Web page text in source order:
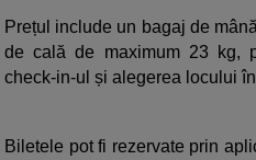
Prețul include un bagaj de
de cală de maximum 23 kg,
check-in-ul și alegerea locului
Biletele pot fi rezervate prin